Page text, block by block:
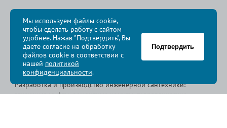
8 800 700-83-36
Звоните бесплатно с 08:00 до 17:00 по Москве
политика конфиденциальности
© Группа компаний « », 2009-2026
Разработка и производство инженерной сантехники:
зажимные муфты, ремонтные хомуты, гидравлические
Мы используем файлы cookie,
чтобы сделать работу с сайтом
удобнее. Нажав "Подтвердить", Вы
даете согласие на обработку
файлов cookie в соответствии с
нашей политикой
конфиденциальности.
Подтвердить